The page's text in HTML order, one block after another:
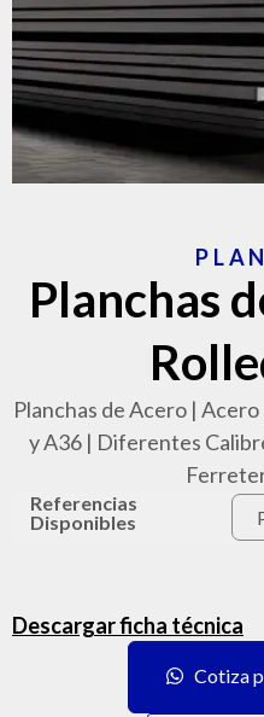
Planchas
Planchas de Acero |
y A36 | Diferentes
Referencias
Disponibles
Descargar ficha técnica
Cotiza